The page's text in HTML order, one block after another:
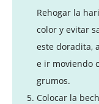
Rehogar la
color y evitar
este doradita,
e ir moviendo
grumos.
Colocar la